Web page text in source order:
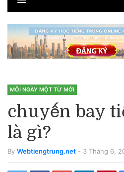
MỖI NGÀY MỘT TỪ MỚI
chuyến bay
là gì?
By Webtiengtrung.net - 3 Tháng 6,